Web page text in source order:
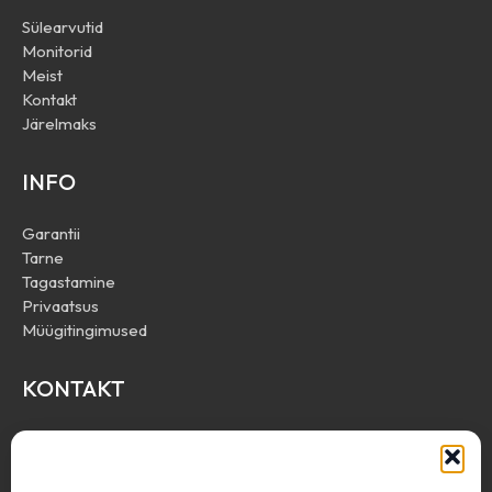
Sülearvutid
Monitorid
Meist
Kontakt
Järelmaks
INFO
Garantii
Tarne
Tagastamine
Privaatsus
Müügitingimused
KONTAKT